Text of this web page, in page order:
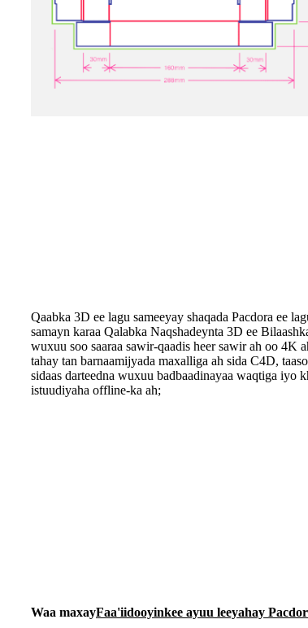
Qaabka 3D ee lagu sameeyay shaqada Pacdora ee
samayn karaa Qalabka Naqshadeynta 3D ee
wuxuu soo saaraa sawir-qaadis heer sawir ah oo 4K
tahay tan barnaamijyada maxalliga ah sida C4D,
sidaas darteedna wuxuu badbaadinayaa waqtiga iyo
istuudiyaha offline-ka ah;
Waa maxayFaa'iidooyinkee ayuu leeyahay